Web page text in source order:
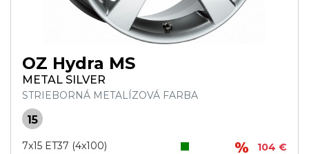
OZ Hydra MS
METAL SILVER
STRIEBORNÁ METALÍZOVÁ FARBA
15
7x15 ET37 (4x100) 104 €